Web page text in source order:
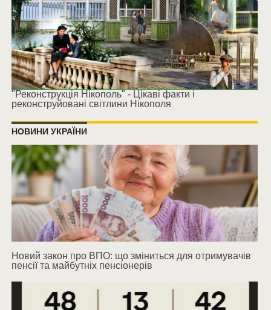
"Реконструкція Нікополь" - Цікаві факти і
реконструйовані світлини Нікополя
НОВИНИ УКРАЇНИ
Новий закон про ВПО: що зміниться для отримувачів
пенсії та майбутніх пенсіонерів